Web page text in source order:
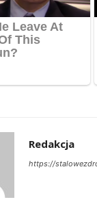
Redakcja
https://